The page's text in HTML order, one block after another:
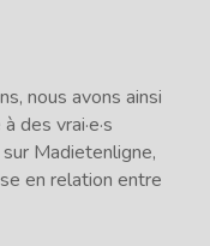
nous avons ainsi
des vrai·e·s
Madietenligne,
en relation entre